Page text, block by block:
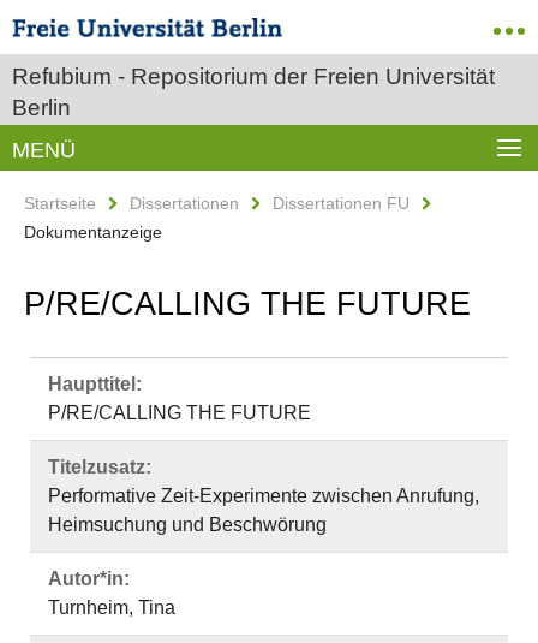
Refubium - Repositorium der Freien Universität
Berlin
MENÜ
Startseite Dissertationen
Dissertationen FU
Dokumentanzeige
P/RE/CALLING THE FUTURE
Haupttitel:
P/RE/CALLING THE FUTURE
Titelzusatz:
Performative Zeit-Experimente zwischen Anrufung,
Heimsuchung und Beschwörung
Autor*in:
Turnheim, Tina